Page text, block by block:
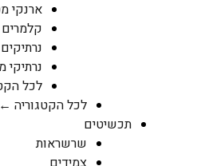
ארנקי
קלמרים
נרתיקי
לכל
לכל הקטגוריה ←
תכשיטים
שרשראות